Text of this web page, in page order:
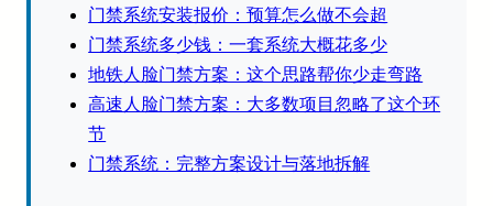
门禁系统安装报价：预算怎么做不会超
门禁系统多少钱：一套系统大概花多少
地铁人脸门禁方案：这个思路帮你少走弯路
高速人脸门禁方案：大多数项目忽略了这个环
节
门禁系统：完整方案设计与落地拆解